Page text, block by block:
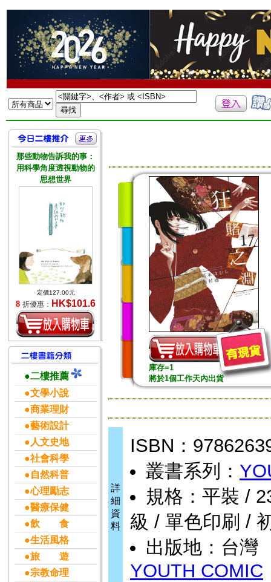
那些動物告訴我的事：
用科學角度透視動物的
思想世界
定價127.00元
8 折優惠： HK$101.6
●二樓推薦
●文學小說
●商業理財
●藝術設計
●人文史地
●社會科學
●自然科普
●心理勵志
●醫療保健
●飲 食
●生活風格
●旅 遊
●宗教命理
庫存=1
將於1個工作天內出貨
詳
細
資
料
ISBN：
叢書系列：
規格：平裝 /
級 / 單色印刷 /
出版地：台灣
YOUTH COMIC